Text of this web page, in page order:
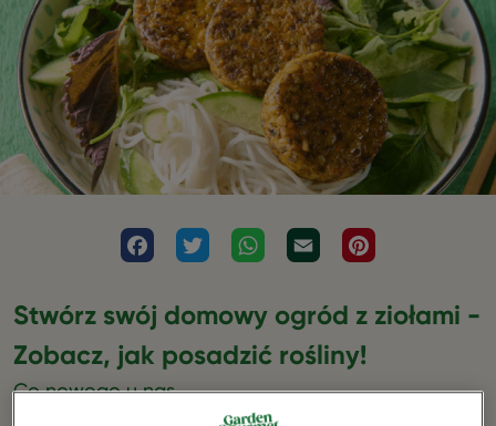
FacebookTwitter WhatsAppEmail
Stwórz swój domowy ogród z ziołami -
Zobacz, jak posadzić rośliny!
Co nowego u nas
Domowy ogród może dać wiele satysfakcji. Jednak